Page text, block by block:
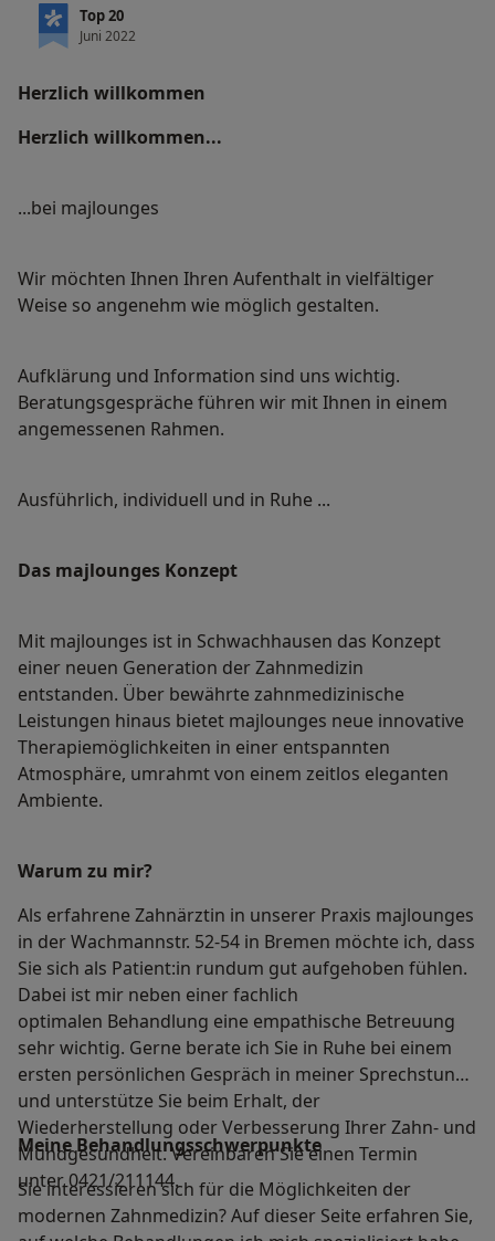
Top 20
Juni 2022
Herzlich willkommen
Herzlich willkommen...
...bei majlounges
Wir möchten Ihnen Ihren Aufenthalt in vielfältiger
Weise so angenehm wie möglich gestalten.
Aufklärung und Information sind uns wichtig.
Beratungsgespräche führen wir mit Ihnen in einem
angemessenen Rahmen.
Ausführlich, individuell und in Ruhe ...
Das majlounges Konzept
Mit majlounges ist in Schwachhausen das Konzept
einer neuen Generation der Zahnmedizin
entstanden. Über bewährte zahnmedizinische
Leistungen hinaus bietet majlounges neue innovative
Therapiemöglichkeiten in einer entspannten
Atmosphäre, umrahmt von einem zeitlos eleganten
Ambiente.
Warum zu mir?
Als erfahrene Zahnärztin in unserer Praxis majlounges
in der Wachmannstr. 52-54 in Bremen möchte ich, dass
Sie sich als Patient:in rundum gut aufgehoben fühlen.
Dabei ist mir neben einer fachlich
optimalen Behandlung eine empathische Betreuung
sehr wichtig. Gerne berate ich Sie in Ruhe bei einem
ersten persönlichen Gespräch in meiner Sprechstunde
und unterstütze Sie beim Erhalt, der
Wiederherstellung oder Verbesserung Ihrer Zahn- und
Mundgesundheit. Vereinbaren Sie einen Termin
unter 0421/211144.
Meine Behandlungs­schwerpunkte
Sie interessieren sich für die Möglichkeiten der
modernen Zahnmedizin? Auf dieser Seite erfahren Sie,